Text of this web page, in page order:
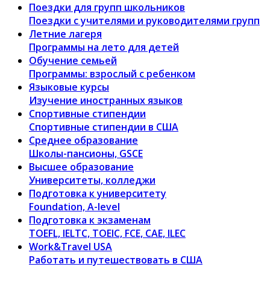
Поездки для групп школьников
Поездки с учителями и руководителями групп
Летние лагеря
Программы на лето для детей
Обучение семьей
Программы: взрослый с ребенком
Языковые курсы
Изучение иностранных языков
Спортивные стипендии
Спортивные стипендии в США
Среднее образование
Школы-пансионы, GSCE
Высшее образование
Университеты, колледжи
Подготовка к университету
Foundation, A-level
Подготовка к экзаменам
TOEFL, IELTC, TOEIC, FCE, CAE, ILEC
Work&Travel USA
Работать и путешествовать в США